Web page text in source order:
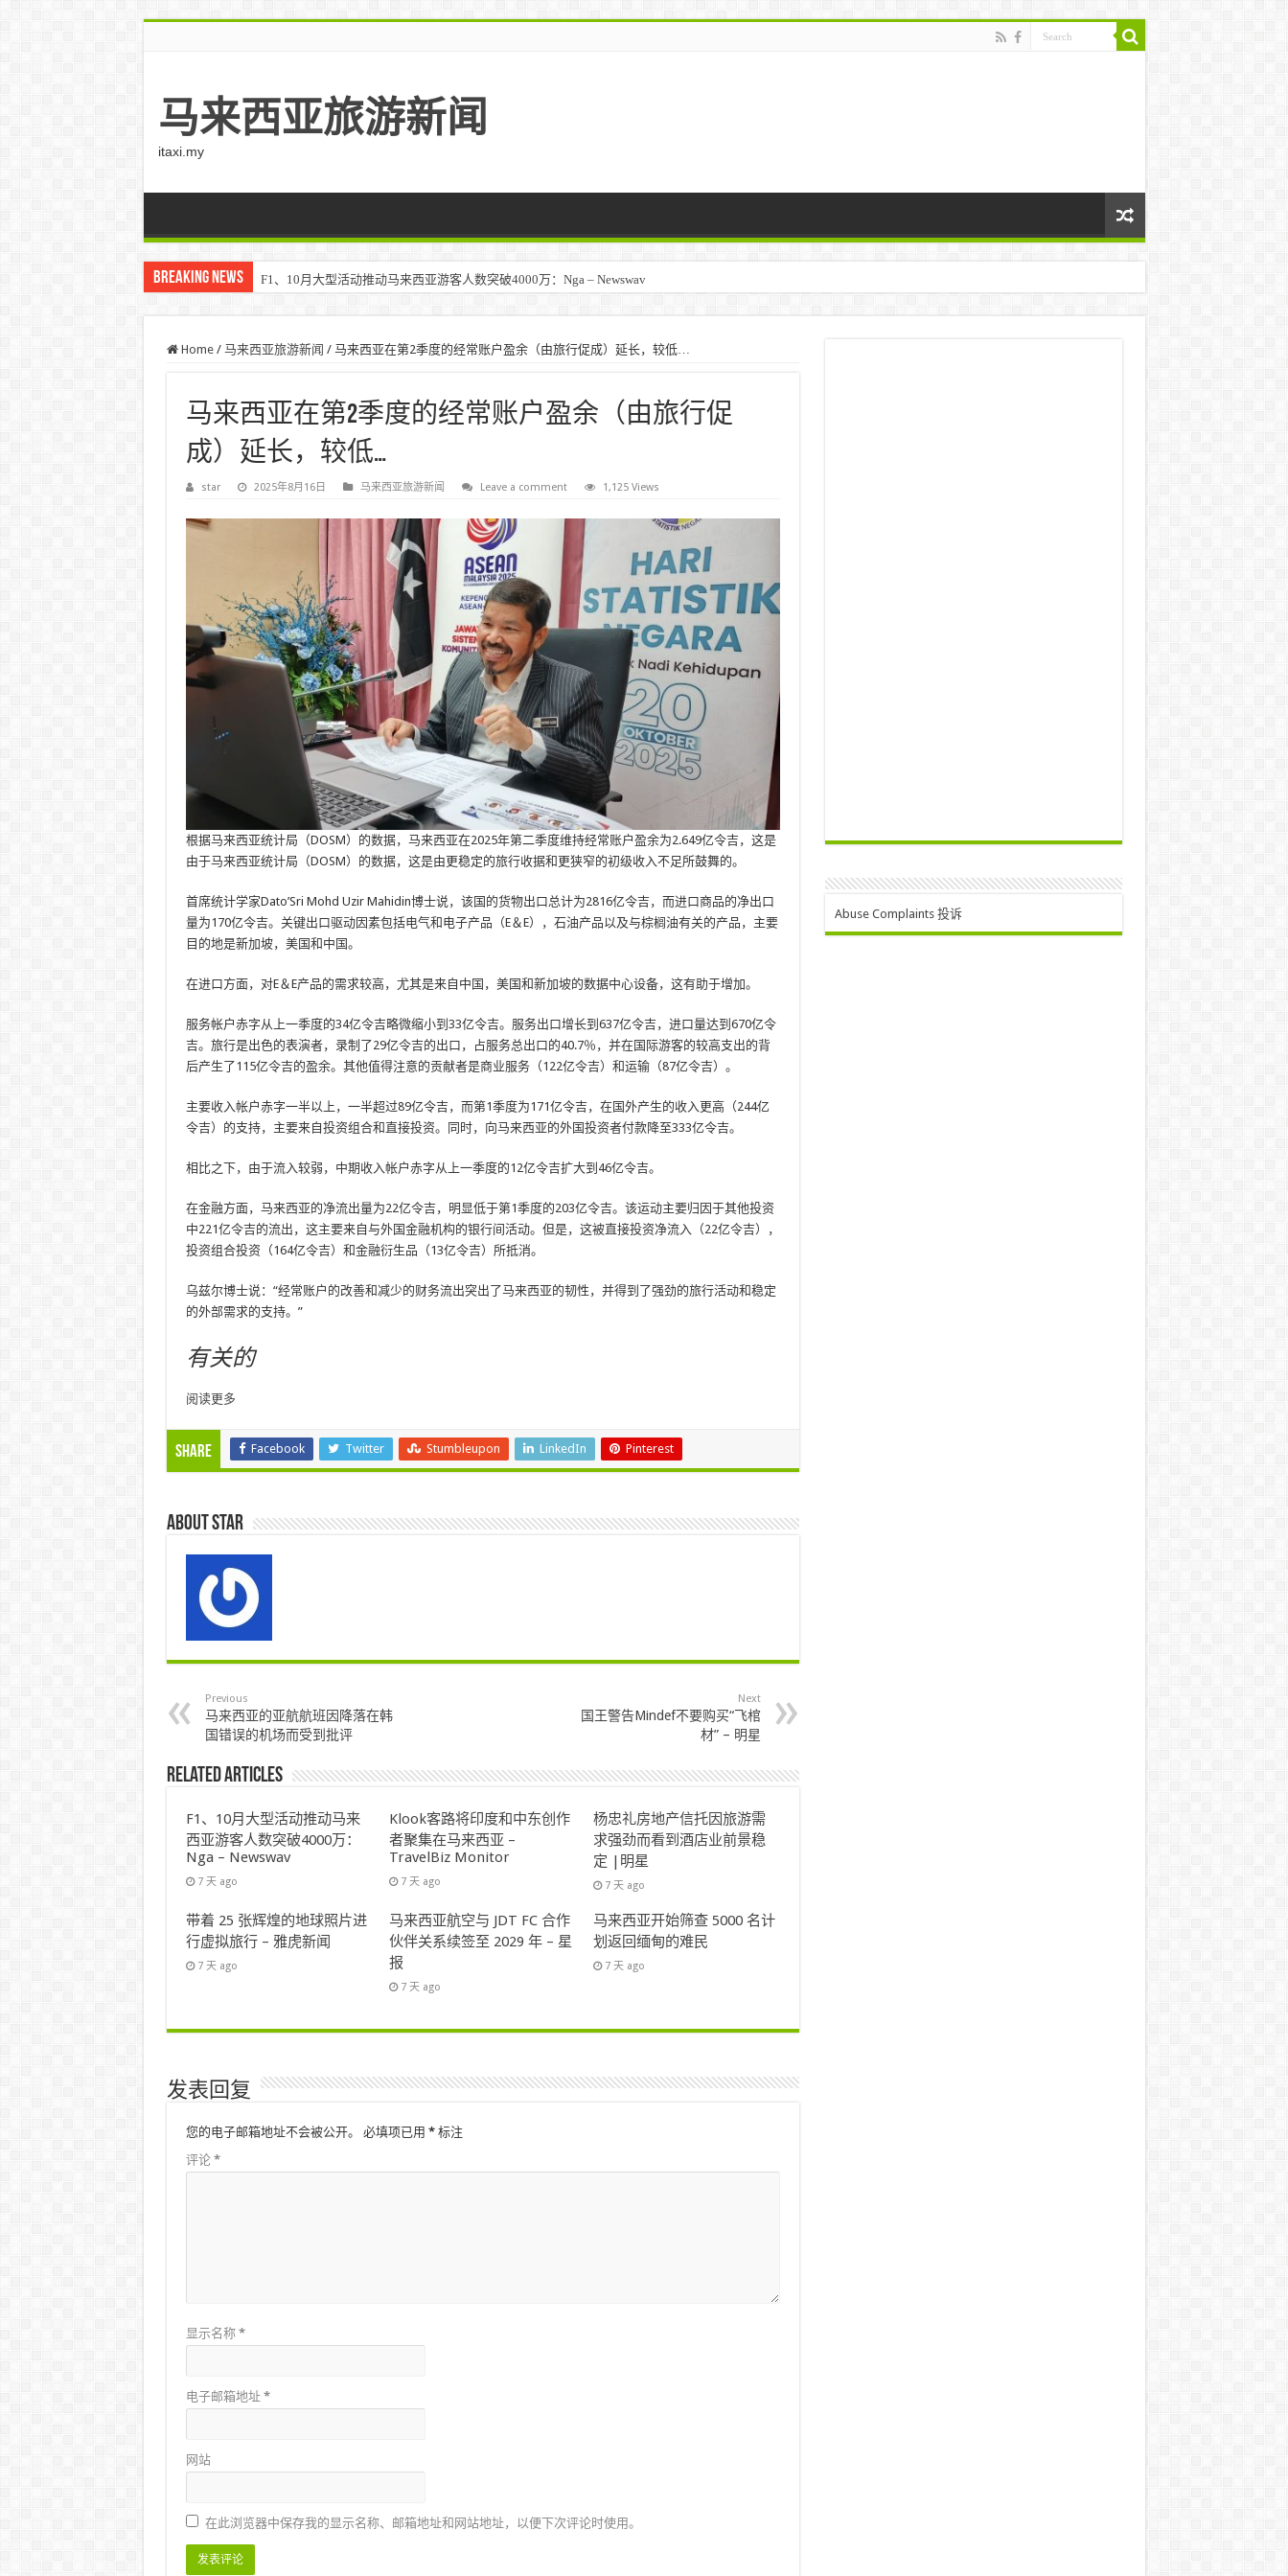
马来西亚旅游新闻
itaxi.my
Breaking News F1、10月大型活动推动马来西亚游客人数突破4000万：Nga – Newswav
Home / 马来西亚旅游新闻 / 马来西亚在第2季度的经常账户盈余（由旅行促成）延长，较低…
马来西亚在第2季度的经常账户盈余（由旅行促
成）延长，较低…
star 2025年8月16日 马来西亚旅游新闻 Leave a comment 1,125 Views
根据马来西亚统计局（DOSM）的数据，马来西亚在2025年第二季度维持经常账户盈余为2.649亿令吉，这是
由于马来西亚统计局（DOSM）的数据，这是由更稳定的旅行收据和更狭窄的初级收入不足所鼓舞的。
首席统计学家Dato’Sri Mohd Uzir Mahidin博士说，该国的货物出口总计为2816亿令吉，而进口商品的净出口
量为170亿令吉。关键出口驱动因素包括电气和电子产品（E＆E），石油产品以及与棕榈油有关的产品，主要
目的地是新加坡，美国和中国。
在进口方面，对E＆E产品的需求较高，尤其是来自中国，美国和新加坡的数据中心设备，这有助于增加。
服务帐户赤字从上一季度的34亿令吉略微缩小到33亿令吉。服务出口增长到637亿令吉，进口量达到670亿令
吉。旅行是出色的表演者，录制了29亿令吉的出口，占服务总出口的40.7％，并在国际游客的较高支出的背
后产生了115亿令吉的盈余。其他值得注意的贡献者是商业服务（122亿令吉）和运输（87亿令吉）。
主要收入帐户赤字一半以上，一半超过89亿令吉，而第1季度为171亿令吉，在国外产生的收入更高（244亿
令吉）的支持，主要来自投资组合和直接投资。同时，向马来西亚的外国投资者付款降至333亿令吉。
相比之下，由于流入较弱，中期收入帐户赤字从上一季度的12亿令吉扩大到46亿令吉。
在金融方面，马来西亚的净流出量为22亿令吉，明显低于第1季度的203亿令吉。该运动主要归因于其他投资
中221亿令吉的流出，这主要来自与外国金融机构的银行间活动。但是，这被直接投资净流入（22亿令吉），
投资组合投资（164亿令吉）和金融衍生品（13亿令吉）所抵消。
乌兹尔博士说：“经常账户的改善和减少的财务流出突出了马来西亚的韧性，并得到了强劲的旅行活动和稳定
的外部需求的支持。”
有关的
阅读更多
Share Facebook Twitter Stumbleupon LinkedIn Pinterest
About star
Previous
马来西亚的亚航航班因降落在韩
国错误的机场而受到批评
Next
国王警告Mindef不要购买“飞棺
材” – 明星
Related Articles
F1、10月大型活动推动马来
西亚游客人数突破4000万：
Nga – Newswav
7 天 ago
Klook客路将印度和中东创作
者聚集在马来西亚 –
TravelBiz Monitor
7 天 ago
杨忠礼房地产信托因旅游需
求强劲而看到酒店业前景稳
定 |明星
7 天 ago
带着 25 张辉煌的地球照片进
行虚拟旅行 – 雅虎新闻
7 天 ago
马来西亚航空与 JDT FC 合作
伙伴关系续签至 2029 年 – 星
报
7 天 ago
马来西亚开始筛查 5000 名计
划返回缅甸的难民
7 天 ago
发表回复
您的电子邮箱地址不会被公开。 必填项已用 *标注
评论 *
显示名称 *
电子邮箱地址 *
网站
在此浏览器中保存我的显示名称、邮箱地址和网站地址，以便下次评论时使用。
Abuse Complaints 投诉